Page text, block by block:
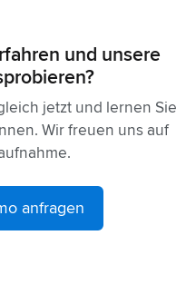
und unsere
jetzt und lernen Sie
Wir freuen uns auf
anfragen